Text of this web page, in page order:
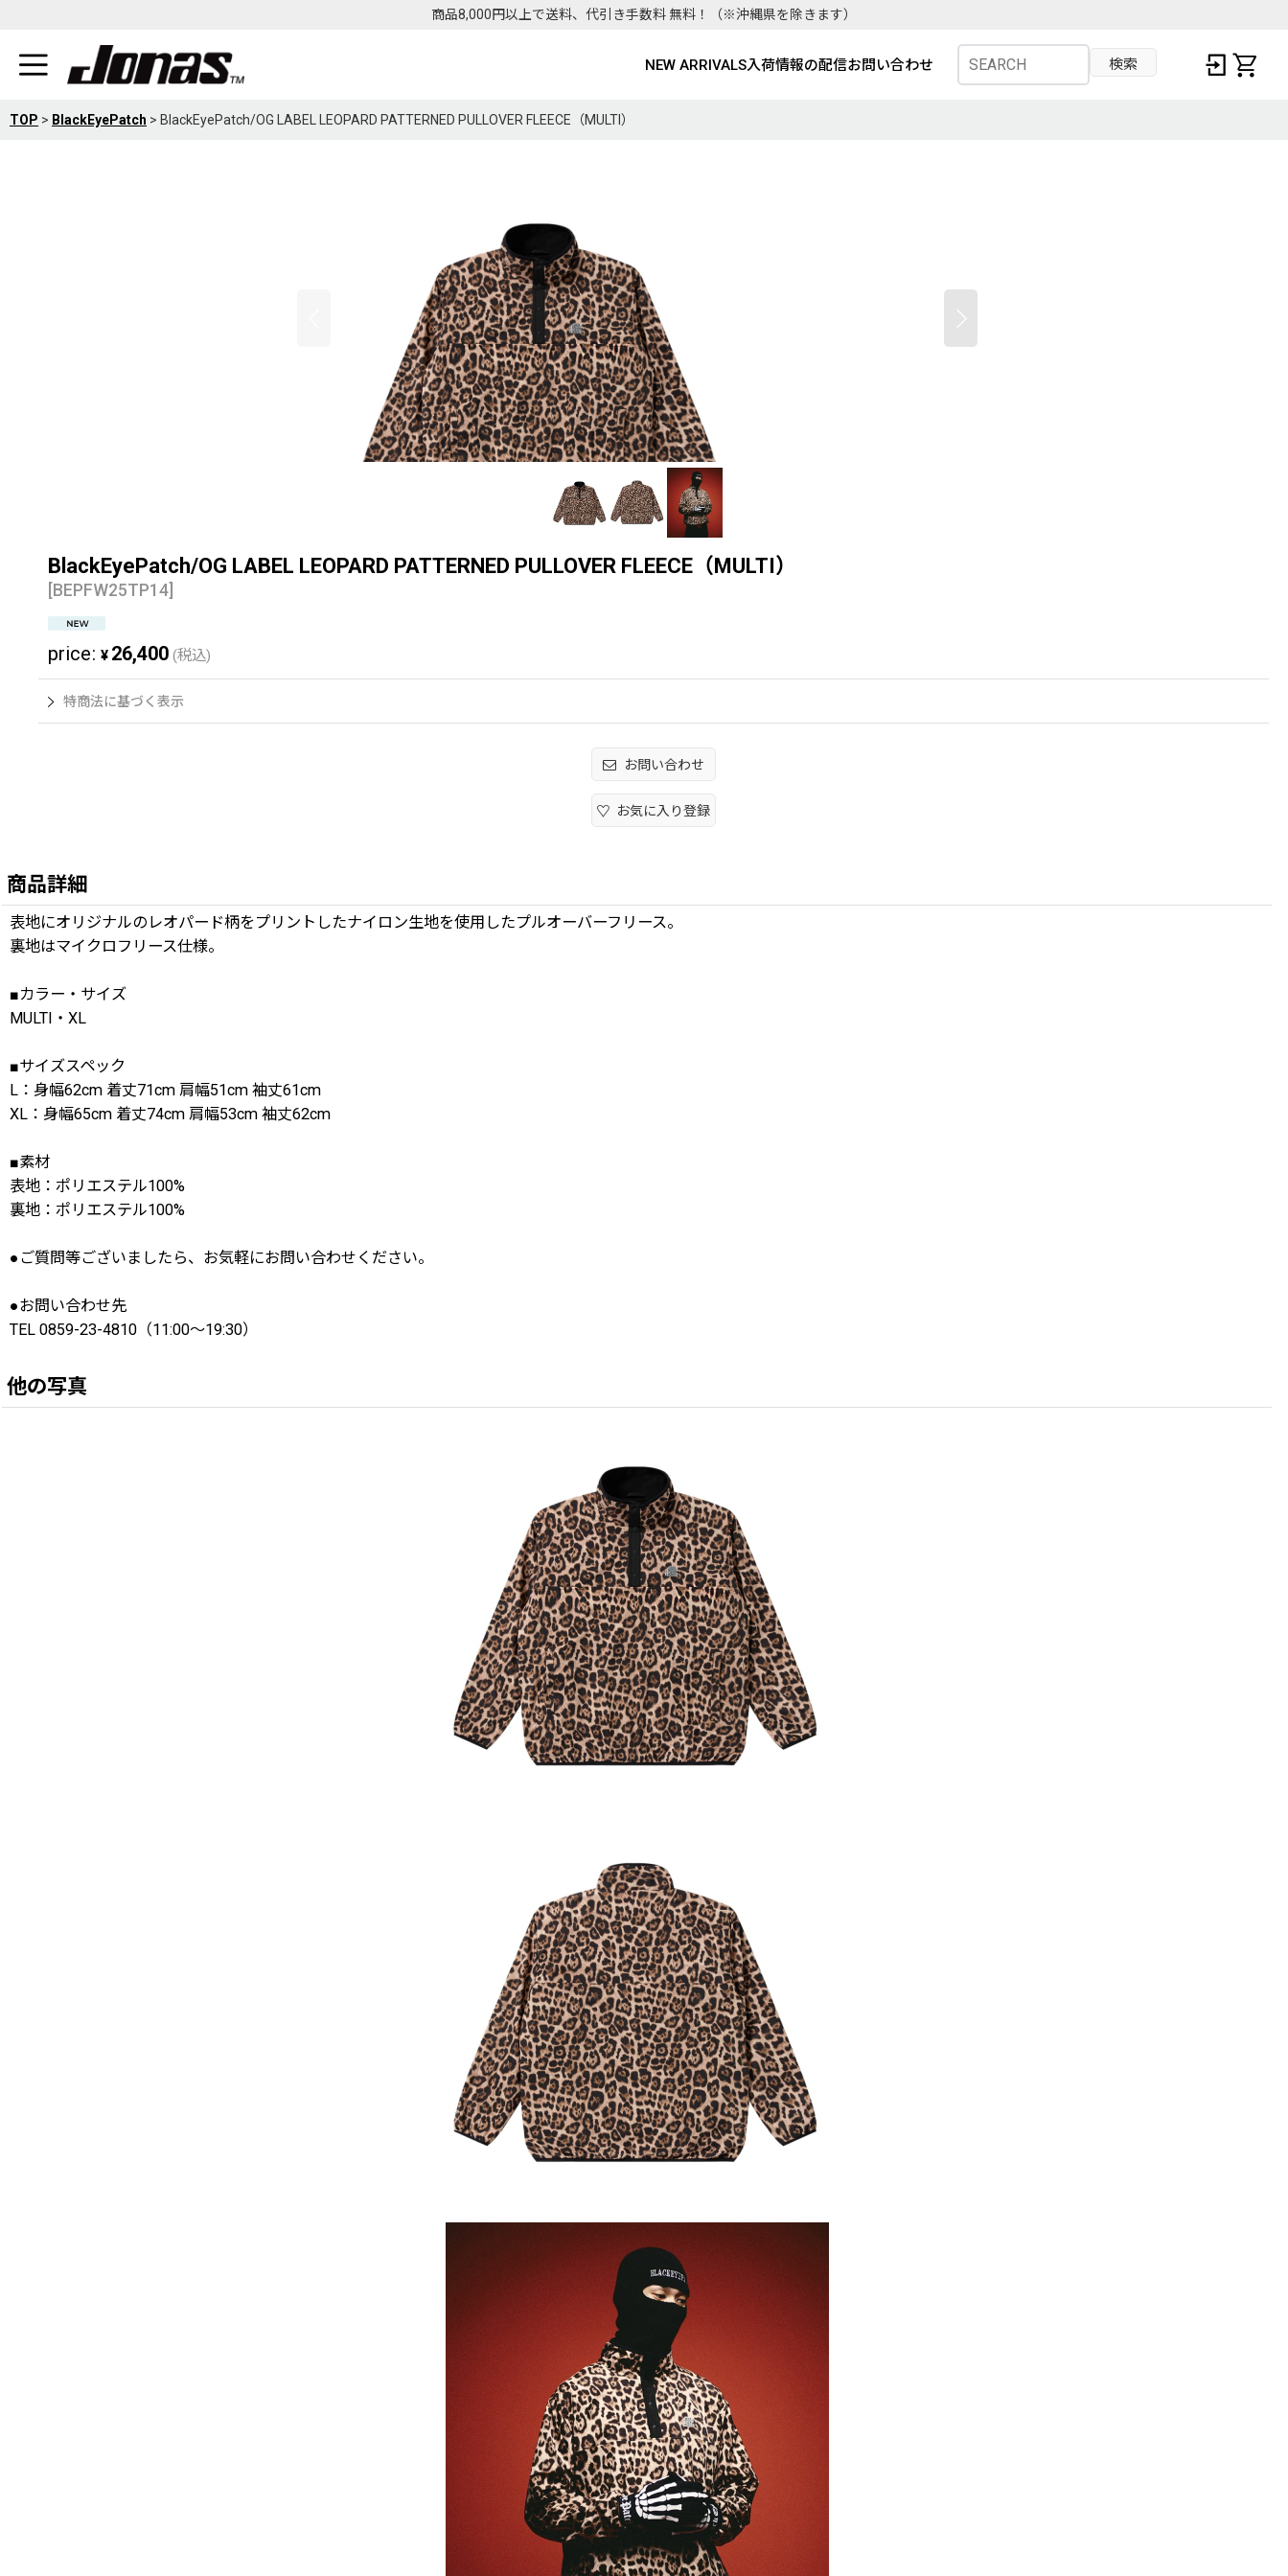
商品8,000円以上で送料、代引き手数料 無料！ （※沖縄県を除きます）
NEW ARRIVALS入荷情報の配信お問い合わせ 検索
TOP > BlackEyePatch > BlackEyePatch/OG LABEL LEOPARD PATTERNED PULLOVER FLEECE（MULTI）
BlackEyePatch/OG LABEL LEOPARD PATTERNED PULLOVER FLEECE（MULTI）
[BEPFW25TP14]
price: ¥ 26,400 (税込)
特商法に基づく表示
お問い合わせ
お気に入り登録
商品詳細
表地にオリジナルのレオパード柄をプリントしたナイロン生地を使用したプルオーバーフリース。
裏地はマイクロフリース仕様。
■カラー・サイズ
MULTI・XL
■サイズスペック
L：身幅62cm 着丈71cm 肩幅51cm 袖丈61cm
XL：身幅65cm 着丈74cm 肩幅53cm 袖丈62cm
■素材
表地：ポリエステル100%
裏地：ポリエステル100%
●ご質問等ございましたら、お気軽にお問い合わせください。
●お問い合わせ先
TEL 0859-23-4810（11:00〜19:30）
他の写真